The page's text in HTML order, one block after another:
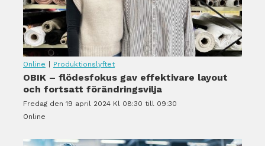
Online Produktionslyftet
OBIK – flödesfokus gav effektivare layout
och fortsatt förändringsvilja
Fredag den 19 april 2024 Kl 08:30 till 09:30
Online